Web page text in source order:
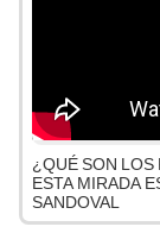
¿QUÉ SON LOS
ESTA MIRADA
SANDOVAL